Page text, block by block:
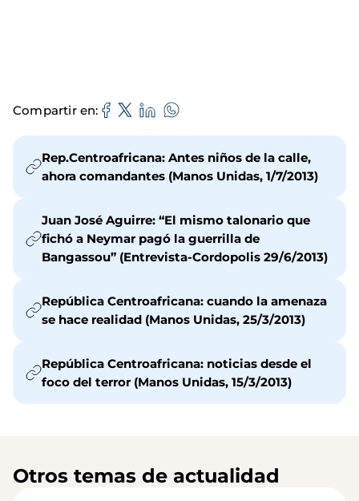
Compartir en
Rep.Centroafricana: Antes niños de la calle,
ahora comandantes (Manos Unidas, 1/7/2013)
Juan José Aguirre: “El mismo talonario que
fichó a Neymar pagó la guerrilla de
Bangassou” (Entrevista-Cordopolis 29/6/2013)
República Centroafricana: cuando la amenaza
se hace realidad (Manos Unidas, 25/3/2013)
República Centroafricana: noticias desde el
foco del terror (Manos Unidas, 15/3/2013)
Otros temas de actualidad